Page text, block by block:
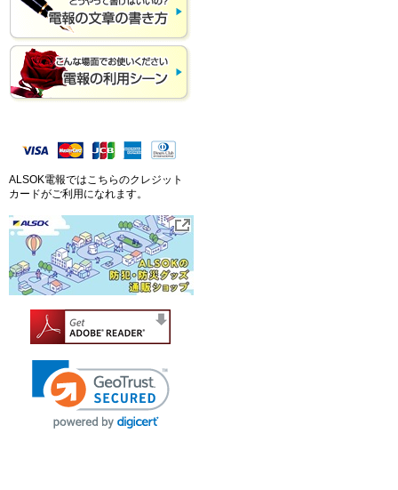
ALSOK電報ではこちらのクレジット
カードがご利用になれます。